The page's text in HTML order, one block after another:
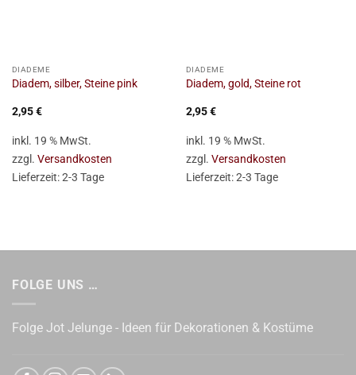
DIADEME
Diadem, silber, Steine pink
2,95€
inkl. 19 % MwSt.
zzgl. Versandkosten
Lieferzeit:2-3 Tage
DIADEME
Diadem, gold, Steine rot
2,95€
inkl. 19 % MwSt.
zzgl. Versandkosten
Lieferzeit:2-3 Tage
FOLGE UNS …
Folge Jot Jelunge - Ideen für Dekorationen & Kostüme